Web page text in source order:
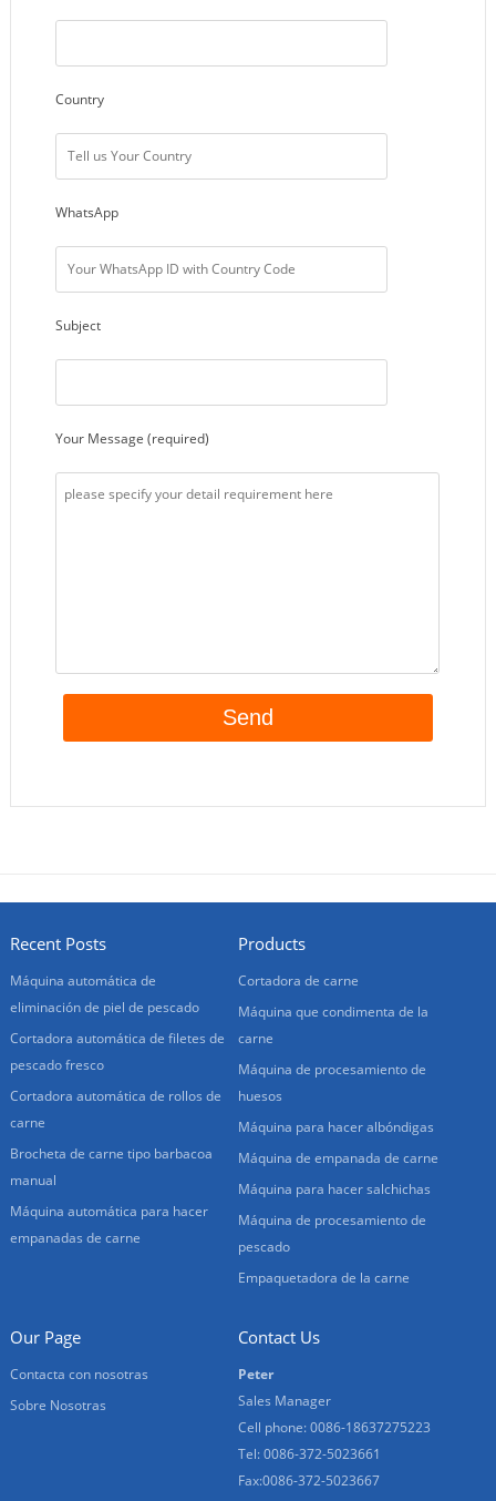
Country
WhatsApp
Subject
Your Message (required)
Recent Posts
Máquina automática de
eliminación de piel de pescado
Cortadora automática de filetes de
pescado fresco
Cortadora automática de rollos de
carne
Brocheta de carne tipo barbacoa
manual
Máquina automática para hacer
empanadas de carne
Products
Cortadora de carne
Máquina que condimenta de la
carne
Máquina de procesamiento de
huesos
Máquina para hacer albóndigas
Máquina de empanada de carne
Máquina para hacer salchichas
Máquina de procesamiento de
pescado
Empaquetadora de la carne
Our Page
Contacta con nosotras
Sobre Nosotras
Contact Us
Peter
Sales Manager
Cell phone: 0086-18637275223
Tel: 0086-372-5023661
Fax:0086-372-5023667